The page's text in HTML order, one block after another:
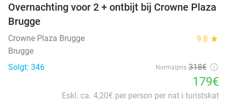
44%
Overnachting voor 2 + ontbijt bij Crowne Plaza
Brugge
Crowne Plaza Brugge 9.8 star
Brugge
Solgt: 346
Normalpris 318€
179€
Eskl. ca. 4,20€ per person per nat i turistskat